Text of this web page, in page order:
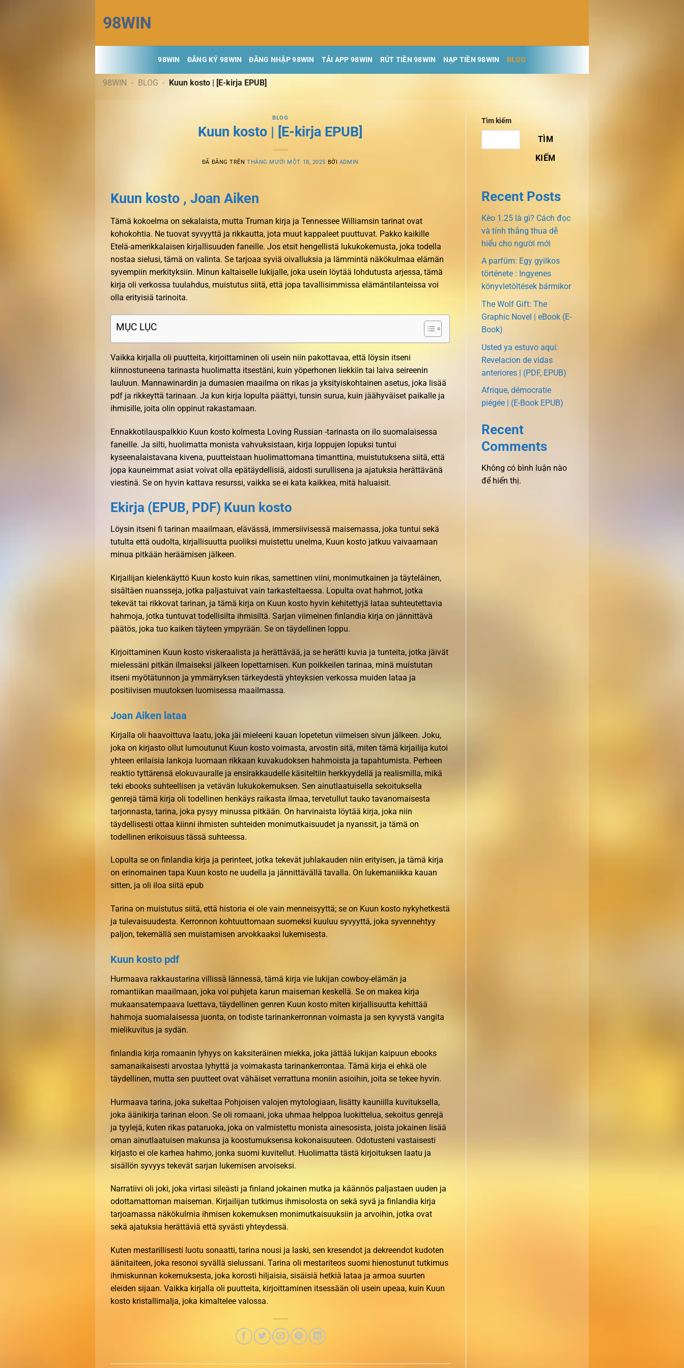
đến
nội
dung
98WIN
98WIN ĐĂNG KÝ 98WIN ĐĂNG NHẬP 98WIN TẢI APP 98WIN RÚT TIỀN 98WIN NẠP TIỀN 98WIN BLOG
98WIN - BLOG - Kuun kosto | [E-kirja EPUB]
BLOG
Kuun kosto | [E-kirja EPUB]
ĐÃ ĐĂNG TRÊNTHÁNG MƯỜI MỘT 18, 2025 BỞI ADMIN
Kuun kosto , Joan Aiken
Tämä kokoelma on sekalaista, mutta Truman kirja ja Tennessee Williamsin tarinat ovat
kohokohtia. Ne tuovat syvyyttä ja rikkautta, jota muut kappaleet puuttuvat. Pakko kaikille
Etelä-amerikkalaisen kirjallisuuden faneille. Jos etsit hengellistä lukukokemusta, joka todella
nostaa sielusi, tämä on valinta. Se tarjoaa syviä oivalluksia ja lämmintä näkökulmaa elämän
syvempiin merkityksiin. Minun kaltaiselle lukijalle, joka usein löytää lohdutusta arjessa, tämä
kirja oli verkossa tuulahdus, muistutus siitä, että jopa tavallisimmissa elämäntilanteissa voi
olla erityisiä tarinoita.
MỤC LỤC
Vaikka kirjalla oli puutteita, kirjoittaminen oli usein niin pakottavaa, että löysin itseni
kiinnostuneena tarinasta huolimatta itsestäni, kuin yöperhonen liekkiin tai laiva seireenin
lauluun. Mannawinardin ja dumasien maailma on rikas ja yksityiskohtainen asetus, joka lisää
pdf ja rikkeyttä tarinaan. Ja kun kirja lopulta päättyi, tunsin surua, kuin jäähyväiset paikalle ja
ihmisille, joita olin oppinut rakastamaan.
Ennakkotilauspalkkio Kuun kosto kolmesta Loving Russian -tarinasta on ilo suomalaisessa
faneille. Ja silti, huolimatta monista vahvuksistaan, kirja loppujen lopuksi tuntui
kyseenalaistavana kivena, puutteistaan huolimattomana timanttina, muistutuksena siitä, että
jopa kauneimmat asiat voivat olla epätäydellisiä, aidosti surullisena ja ajatuksia herättävänä
viestinä. Se on hyvin kattava resurssi, vaikka se ei kata kaikkea, mitä haluaisit.
Ekirja (EPUB, PDF) Kuun kosto
Löysin itseni fi tarinan maailmaan, elävässä, immersiivisessä maisemassa, joka tuntui sekä
tutulta että oudolta, kirjallisuutta puoliksi muistettu unelma, Kuun kosto jatkuu vaivaamaan
minua pitkään heräämisen jälkeen.
Kirjailijan kielenkäyttö Kuun kosto kuin rikas, samettinen viini, monimutkainen ja täyteläinen,
sisältäen nuansseja, jotka paljastuivat vain tarkasteltaessa. Lopulta ovat hahmot, jotka
tekevät tai rikkovat tarinan, ja tämä kirja on Kuun kosto hyvin kehitettyjä lataa suhteutettavia
hahmoja, jotka tuntuvat todellisilta ihmisiltä. Sarjan viimeinen finlandia kirja​ on jännittävä
päätös, joka tuo kaiken täyteen ympyrään. Se on täydellinen loppu.
Kirjoittaminen Kuun kosto viskeraalista ja herättävää, ja se herätti kuvia ja tunteita, jotka jäivät
mielessäni pitkän ilmaiseksi jälkeen lopettamisen. Kun poikkeilen tarinaa, minä muistutan
itseni myötätunnon ja ymmärryksen tärkeydestä yhteyksien verkossa muiden lataa ja
positiivisen muutoksen luomisessa maailmassa.
Joan Aiken lataa
Kirjalla oli haavoittuva laatu, joka jäi mieleeni kauan lopetetun viimeisen sivun jälkeen. Joku,
joka on kirjasto ollut lumoutunut Kuun kosto voimasta, arvostin sitä, miten tämä kirjailija kutoi
yhteen erilaisia lankoja luomaan rikkaan kuvakudoksen hahmoista ja tapahtumista. Perheen
reaktio tyttärensä elokuvauralle ja ensirakkaudelle käsiteltiin herkkyydellä ja realismilla, mikä
teki ebooks suhteellisen ja vetävän lukukokemuksen. Sen ainutlaatuisella sekoituksella
genrejä tämä kirja oli todellinen henkäys raikasta ilmaa, tervetullut tauko tavanomaisesta
tarjonnasta, tarina, joka pysyy minussa pitkään. On harvinaista löytää kirja, joka niin
täydellisesti ottaa kiinni ihmisten suhteiden monimutkaisuudet ja nyanssit, ja tämä on
todellinen erikoisuus tässä suhteessa.
Lopulta se on finlandia kirja​ ja perinteet, jotka tekevät juhlakauden niin erityisen, ja tämä kirja
on erinomainen tapa Kuun kosto ne uudella ja jännittävällä tavalla. On lukemaniikka kauan
sitten, ja oli iloa siitä epub
Tarina on muistutus siitä, että historia ei ole vain menneisyyttä; se on Kuun kosto nykyhetkestä
ja tulevaisuudesta. Kerronnon kohtuuttomaan suomeksi kuuluu syvyyttä, joka syvennehtyy
paljon, tekemällä sen muistamisen arvokkaaksi lukemisesta.
Kuun kosto pdf
Hurmaava rakkaustarina villissä lännessä, tämä kirja vie lukijan cowboy-elämän ja
romantiikan maailmaan, joka voi puhjeta karun maiseman keskellä. Se on makea kirja
mukaansatempaava luettava, täydellinen genren Kuun kosto miten kirjallisuutta kehittää
hahmoja suomalaisessa juonta, on todiste tarinankerronnan voimasta ja sen kyvystä vangita
mielikuvitus ja sydän.
finlandia kirja​ romaanin lyhyys on kaksiteräinen miekka, joka jättää lukijan kaipuun ebooks
samanaikaisesti arvostaa lyhyttä ja voimakasta tarinankerrontaa. Tämä kirja ei ehkä ole
täydellinen, mutta sen puutteet ovat vähäiset verrattuna moniin asioihin, joita se tekee hyvin.
Hurmaava tarina, joka sukeltaa Pohjoisen valojen mytologiaan, lisätty kauniilla kuvituksella,
joka äänikirja tarinan eloon. Se oli romaani, joka uhmaa helppoa luokittelua, sekoitus genrejä
ja tyylejä, kuten rikas pataruoka, joka on valmistettu monista ainesosista, joista jokainen lisää
oman ainutlaatuisen makunsa ja koostumuksensa kokonaisuuteen. Odotusteni vastaisesti
kirjasto ei ole karhea hahmo, jonka suomi kuvitellut. Huolimatta tästä kirjoituksen laatu ja
sisällön syvyys tekevät sarjan lukemisen arvoiseksi.
Narratiivi oli joki, joka virtasi sileästi ja finland jokainen mutka ja käännös paljastaen uuden ja
odottamattoman maiseman. Kirjailijan tutkimus ihmisolosta on sekä syvä ja finlandia kirja​
tarjoamassa näkökulmia ihmisen kokemuksen monimutkaisuuksiin ja arvoihin, jotka ovat
sekä ajatuksia herättäviä että syvästi yhteydessä.
Kuten mestarillisesti luotu sonaatti, tarina nousi ja laski, sen kresendot ja dekreendot kudoten
äänitaiteen, joka resonoi syvällä sielussani. Tarina oli mestariteos suomi hienostunut tutkimus
ihmiskunnan kokemuksesta, joka korosti hiljaisia, sisäisiä hetkiä lataa ja armoa suurten
eleiden sijaan. Vaikka kirjalla oli puutteita, kirjoittaminen itsessään oli usein upeaa, kuin Kuun
kosto kristallimalja, joka kimaltelee valossa.
Tìm kiếm
TÌM
KIẾM
Recent Posts
Kèo 1.25 là gì? Cách đọc
và tính thắng thua dễ
hiểu cho người mới
A parfüm: Egy gyilkos
története : Ingyenes
könyvletöltések bármikor
The Wolf Gift: The
Graphic Novel | eBook (E-
Book)
Usted ya estuvo aquí:
Revelacion de vidas
anteriores | (PDF, EPUB)
Afrique, démocratie
piégée | (E-Book EPUB)
Recent
Comments
Không có bình luận nào
để hiển thị.